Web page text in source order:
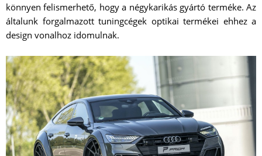
könnyen felismerhető, hogy a négykarikás gyártó terméke. Az
általunk forgalmazott tuningcégek optikai termékei ehhez a
design vonalhoz idomulnak.